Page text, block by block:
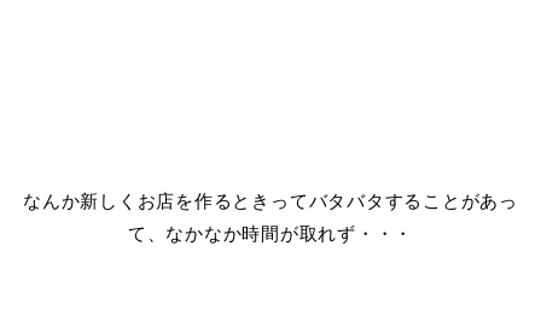
なんか新しくお店を作るときってバタバタすることがあっ
て、なかなか時間が取れず・・・